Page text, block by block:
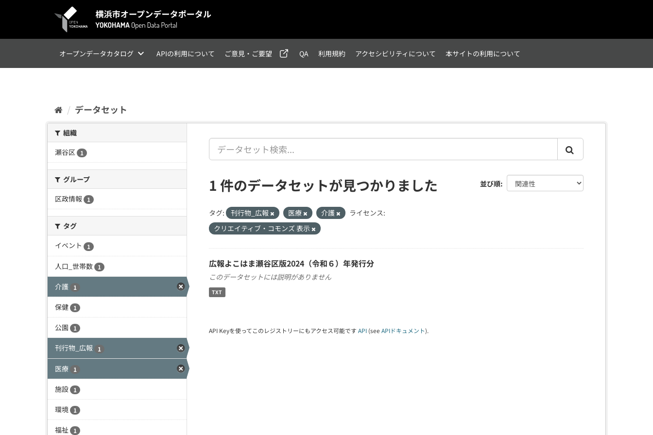
オープンデータカタログ APIの利用について ご意見・ご要望 QA 利用規約 アクセシビリティについて 本サイトの利用について
データセット
組織
瀬谷区
1
グループ
区政情報
1
タグ
イベント
1
人口_世帯数 1
介護 1
保健 1
公園 1
刊行物_広報 1
医療 1
施設 1
環境 1
福祉 1
並び順
1 件のデータセットが見つかりました
タグ: 刊行物_広報 医療 介護
ライセンス:
クリエイティブ・コモンズ 表示
広報よこはま瀬谷区版2024（令和６）年発行分
このデータセットには説明がありません
TXT
API Keyを使ってこのレジストリーにもアクセス可能です API (see APIドキュメント).